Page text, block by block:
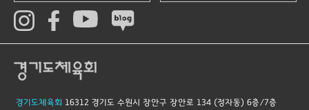
경기도체육회 16312 경기도 수원시 장안구 장안로 134 (정자동) 6층/7층